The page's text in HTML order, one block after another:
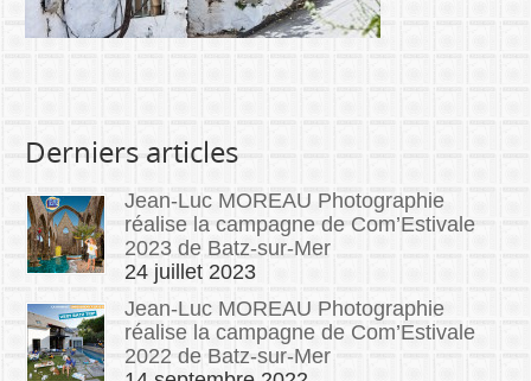
Derniers articles
Jean-Luc MOREAU Photographie
réalise la campagne de Com’Estivale
2023 de Batz-sur-Mer
24 juillet 2023
Jean-Luc MOREAU Photographie
réalise la campagne de Com’Estivale
2022 de Batz-sur-Mer